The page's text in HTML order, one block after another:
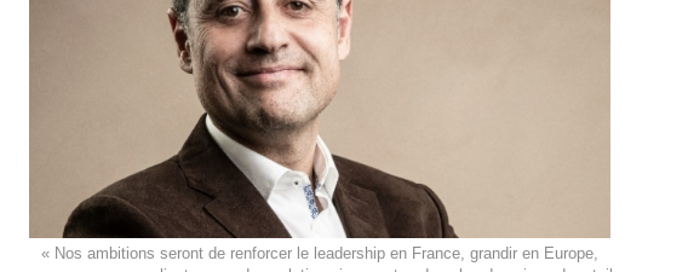
« Nos ambitions seront de renforcer le leadership en France, grandir en Europe,